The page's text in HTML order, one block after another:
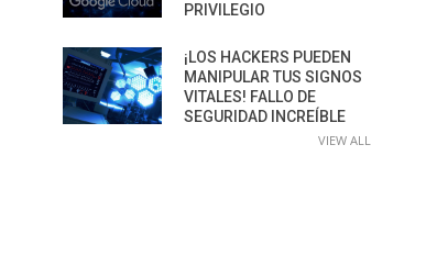
PRIVILEGIO
¡LOS HACKERS PUEDEN
MANIPULAR TUS SIGNOS
VITALES! FALLO DE
SEGURIDAD INCREÍBLE
VIEW ALL